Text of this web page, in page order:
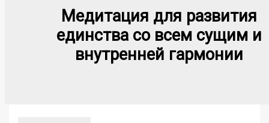
Медитация для развития
единства со всем сущим и
внутренней гармонии